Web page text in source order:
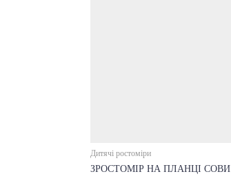
Дитячі ростоміри
ЗРОСТОМІР НА ПЛАНЦІ СОВИ